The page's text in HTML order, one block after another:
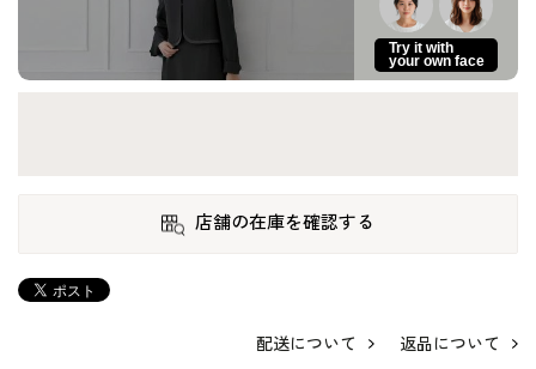
Try it with
your own face
店舗の在庫を確認する
配送について
返品について